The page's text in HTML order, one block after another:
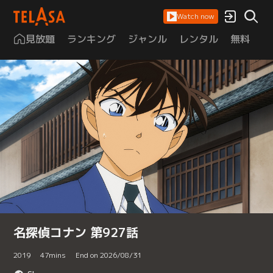
Watch now
見放題 ランキング ジャンル レンタル 無料
名探偵コナン 第927話
2019 47mins End on 2026/08/31